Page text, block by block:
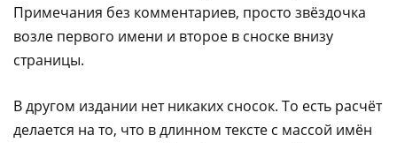
Примечания без комментариев, просто звёздочка
возле первого имени и второе в сноске внизу
страницы.
В другом издании нет никаких сносок. То есть расчёт
делается на то, что в длинном тексте с массой имён